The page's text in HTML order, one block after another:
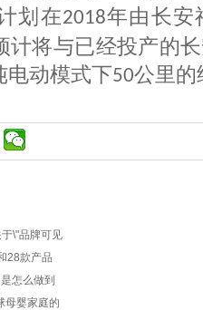
划在2018年由长安
计将与已经投产的
电动模式下50公里的
\"品牌可见
28款产品
怎么做到
母婴家庭的